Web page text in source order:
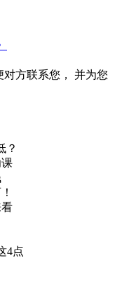
方联系您， 并为您
？
4点